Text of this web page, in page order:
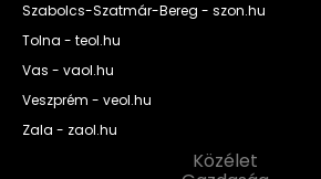
Szabolcs-Szatmár-Bereg - szon.hu
Tolna - teol.hu
Vas - vaol.hu
Veszprém - veol.hu
Zala - zaol.hu
Közélet